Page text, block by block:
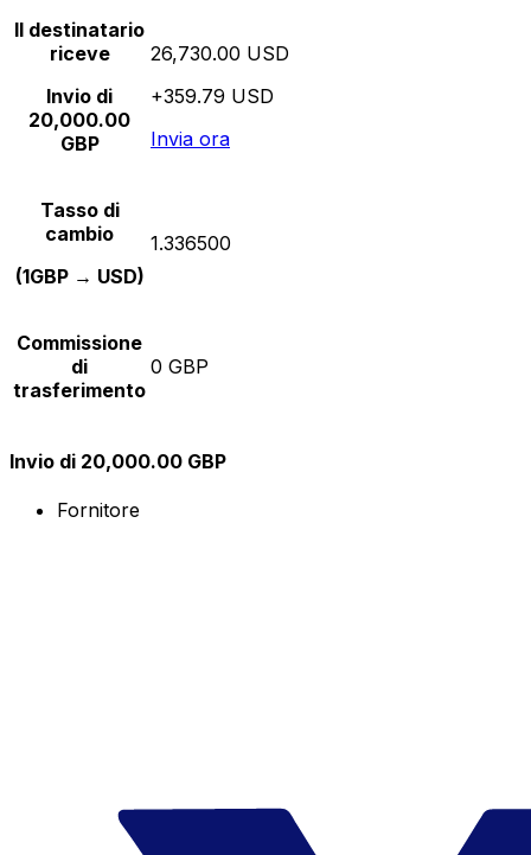
Il destinatario
riceve
Invio di
20,000.00
GBP
26,730.00 USD
+359.79 USD
Invia ora
Tasso di
cambio
(1GBP → USD)
1.336500
Commissione
di
trasferimento
0 GBP
Invio di 20,000.00 GBP
Fornitore